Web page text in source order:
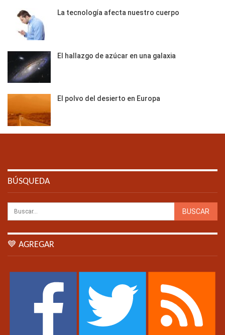
La tecnología afecta nuestro cuerpo
El hallazgo de azúcar en una galaxia
El polvo del desierto en Europa
BÚSQUEDA
💙 AGREGAR